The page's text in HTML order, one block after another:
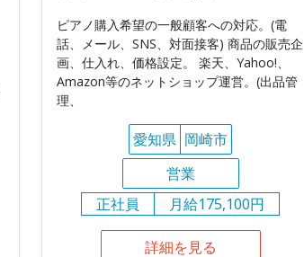
ピアノ購入希望の一般顧客への対応。(電
話、メール、SNS、対面接客) 商品の販売企
画、仕入れ、価格設定。 楽天、Yahoo!、
Amazon等のネットショップ運営。(出品管
理、
愛知県 岡崎市
営業
正社員
月給175,100円
詳細を見る